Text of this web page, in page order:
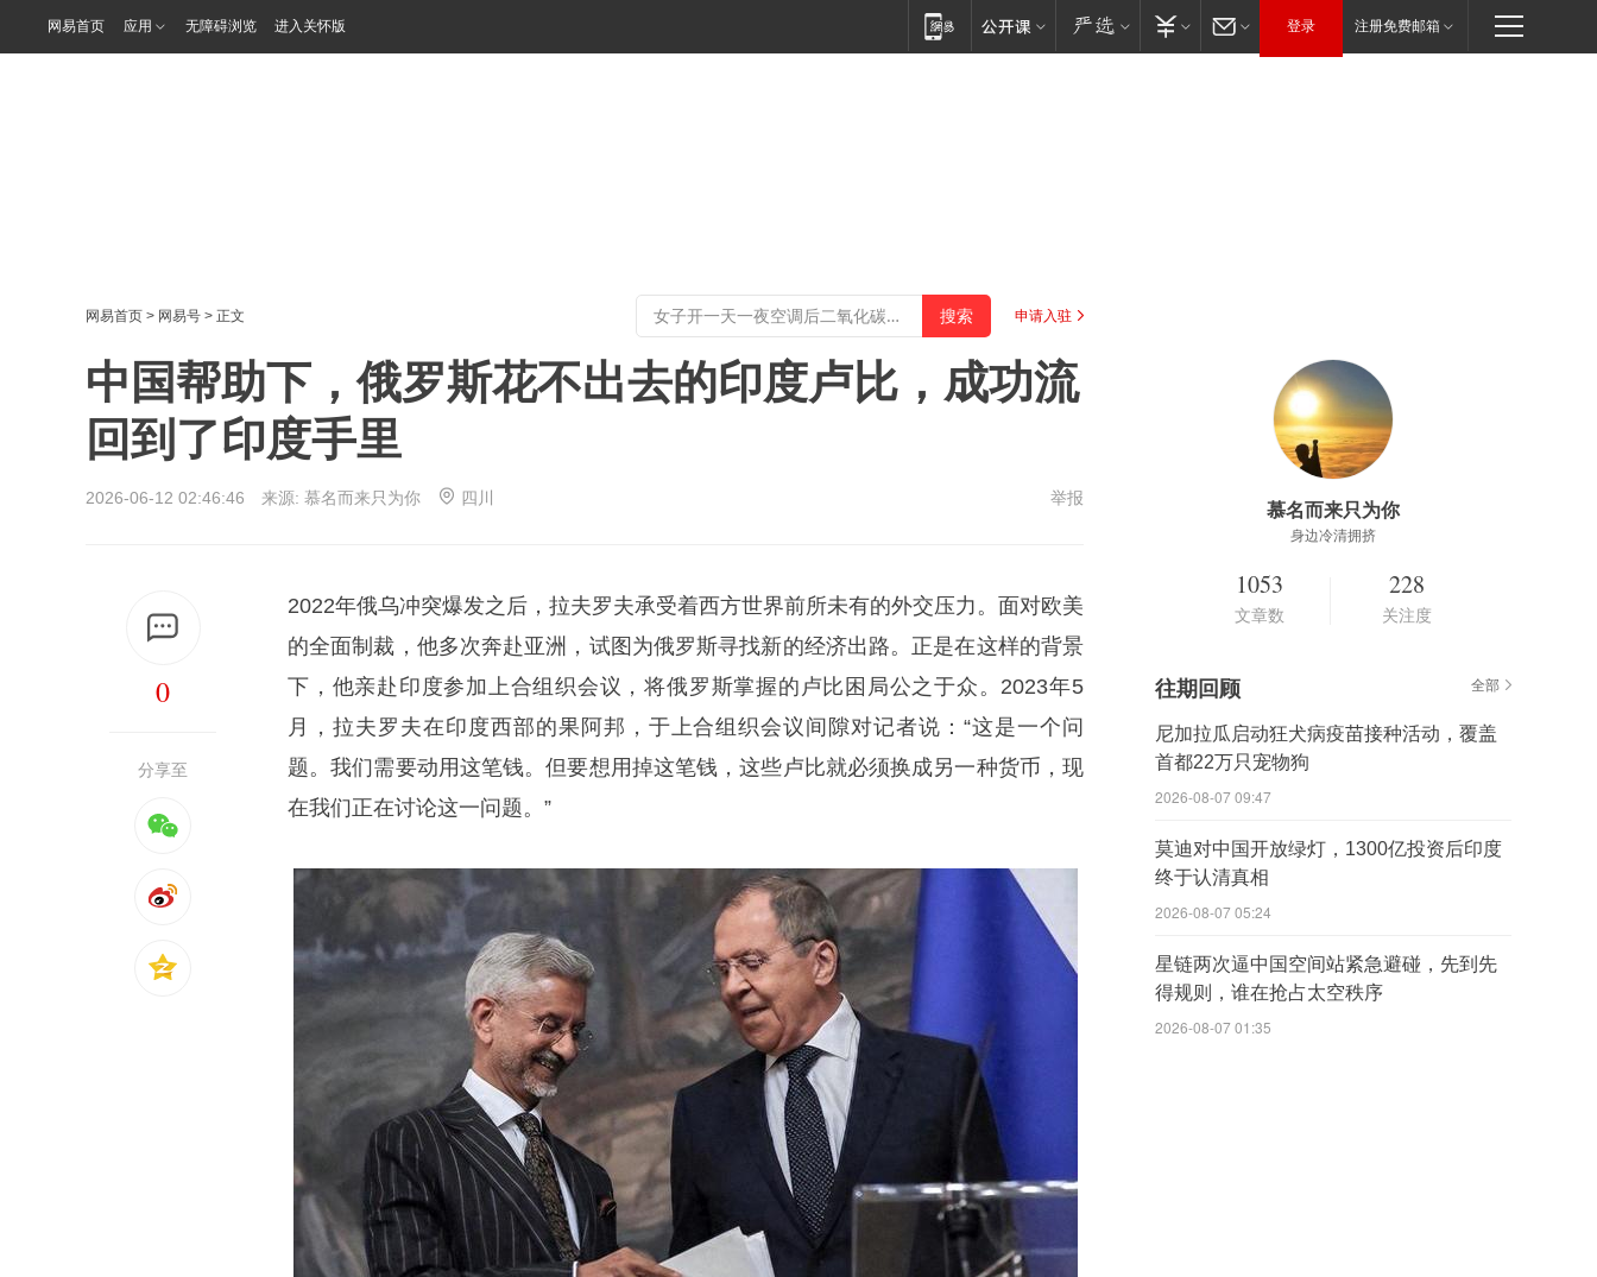
网易首页 应用 无障碍浏览 进入关怀版 登录 注册免费邮箱
网易首页 > 网易号 > 正文 申请入驻
中国帮助下，俄罗斯花不出去的印度卢比，成功流
回到了印度手里
2026-06-12 02:46:46 来源: 慕名而来只为你 四川 举报
0
分享至
2022年俄乌冲突爆发之后， 拉夫罗夫承受着西方世界前所未有的外交压力。面对欧美
的全面制裁，他多次奔赴亚洲，试图为俄罗斯寻找新的经济出路。正是在这样的背景
下，他亲赴印度参加上合组织会议，将俄罗斯掌握的卢比困局公之于众。2023年5
月，拉夫罗夫在印度西部的果阿邦，于上合组织会议间隙对记者说：“这是一个问
题。我们需要动用这笔钱。但要想用掉这笔钱，这些卢比就必须换成另一种货币，现
在我们正在讨论这一问题。”
慕名而来只为你
身边冷清拥挤
1053
文章数
228
关注度
往期回顾 全部
尼加拉瓜启动狂犬病疫苗接种活动，覆盖
首都22万只宠物狗
2026-08-07 09:47
莫迪对中国开放绿灯，1300亿投资后印度
终于认清真相
2026-08-07 05:24
星链两次逼中国空间站紧急避碰，先到先
得规则，谁在抢占太空秩序
2026-08-07 01:35